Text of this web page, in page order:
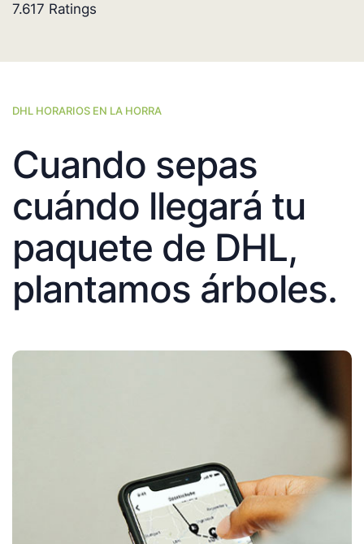
7.617 Ratings
DHL HORARIOS EN LA HORRA
Cuando sepas
cuándo llegará tu
paquete de DHL,
plantamos árboles.